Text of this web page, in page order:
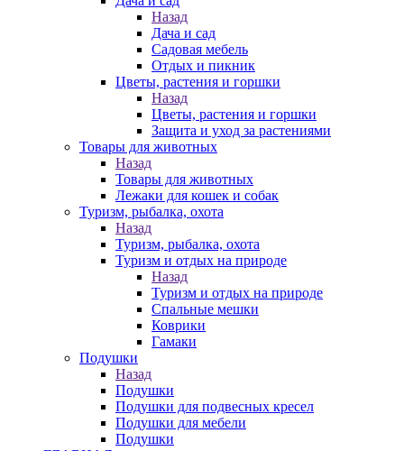
Назад
Дача и сад
Садовая мебель
Отдых и пикник
Цветы, растения и горшки
Назад
Цветы, растения и горшки
Защита и уход за растениями
Товары для животных
Назад
Товары для животных
Лежаки для кошек и собак
Туризм, рыбалка, охота
Назад
Туризм, рыбалка, охота
Туризм и отдых на природе
Назад
Туризм и отдых на природе
Спальные мешки
Коврики
Гамаки
Подушки
Назад
Подушки
Подушки для подвесных кресел
Подушки для мебели
Подушки